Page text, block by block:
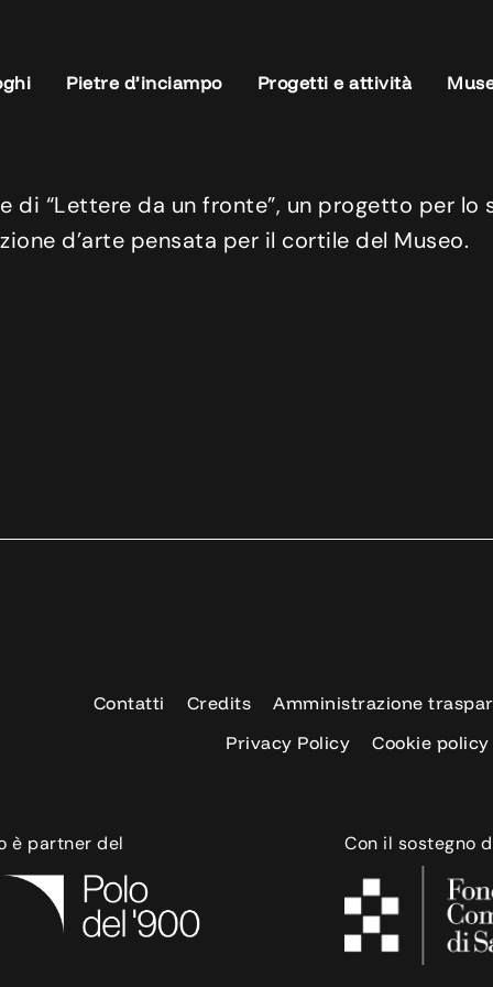
Pietre d’inciampo Progetti e attività
di “Lettere da un fronte”, un progetto per
d’arte pensata per il cortile del Museo.
Contatti Credits
Amministrazione
Privacy Policy
Cookie policy
è partner del Con il sostegno